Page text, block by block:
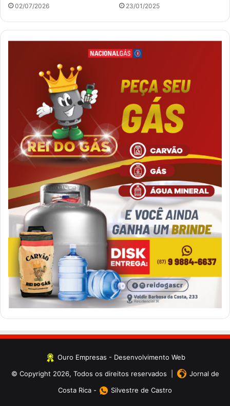
02/07/2026 23/01/2025
Ouro Empresas - Desenvolvimento Web
© Copyright 2026, Todos os direitos reservados |
Jornal de
Costa Rica - Silvestre de Castro